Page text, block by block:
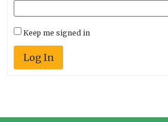
Keep me signed in
Log In